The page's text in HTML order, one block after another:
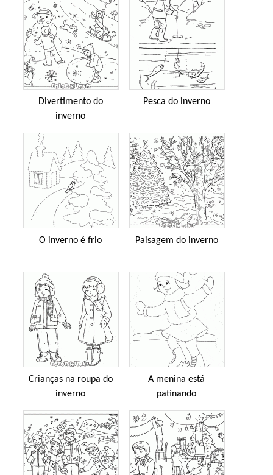
Divertimento do
inverno
Pesca do inverno
O inverno é frio Paisagem do inverno
Crianças na roupa do
inverno
A menina está
patinando